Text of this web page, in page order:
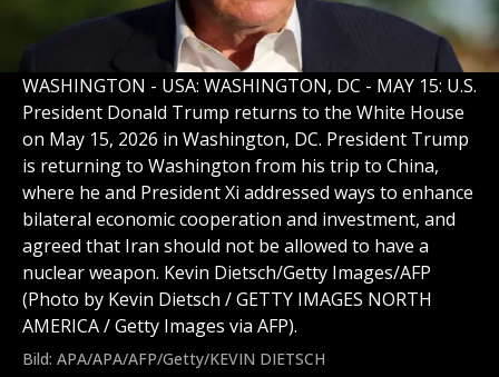
WASHINGTON - USA: WASHINGTON, DC - MAY 15: U.S.
President Donald Trump returns to the White House
on May 15, 2026 in Washington, DC. President Trump
is returning to Washington from his trip to China,
where he and President Xi addressed ways to enhance
bilateral economic cooperation and investment, and
agreed that Iran should not be allowed to have a
nuclear weapon. Kevin Dietsch/Getty Images/AFP
(Photo by Kevin Dietsch / GETTY IMAGES NORTH
AMERICA / Getty Images via AFP).
Bild: APA/APA/AFP/Getty/KEVIN DIETSCH